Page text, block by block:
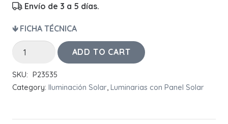
Envío de 3 a 5 días.
🡻 FICHA TÉCNICA
KIT
30W
quantity
ADD TO CART
SKU: P23535
Category: Iluminación Solar, Luminarias con Panel Solar